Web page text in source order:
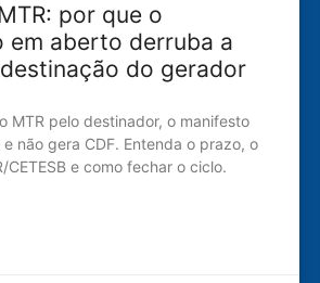
por que o
em aberto derruba a
do gerador
MTR pelo destinador, o manifesto
não gera CDF. Entenda o prazo, o
CETESB e como fechar o ciclo.